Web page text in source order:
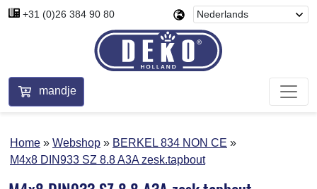
+31 (0)26 384 90 80
mandje
Home Webshop
BERKEL 834 NON CE
M4x8 DIN933 SZ 8.8 A3A zesk.tapbout